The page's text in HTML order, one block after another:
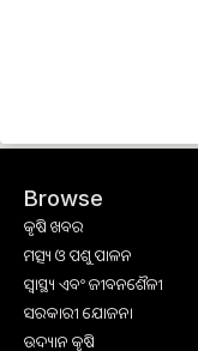
Browse
କୃଷି ଖବର
ମତ୍ସ୍ୟ ଓ ପଶୁ ପାଳନ
ସ୍ୱାସ୍ଥ୍ୟ ଏବଂ ଜୀବନଶୈଳୀ
ସରକାରୀ ଯୋଜନା
ଉଦ୍ୟାନ କୃଷି